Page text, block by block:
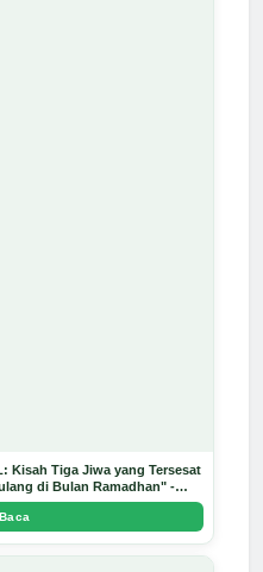
Kisah Tiga Jiwa yang Tersesat
di Bulan Ramadhan" -